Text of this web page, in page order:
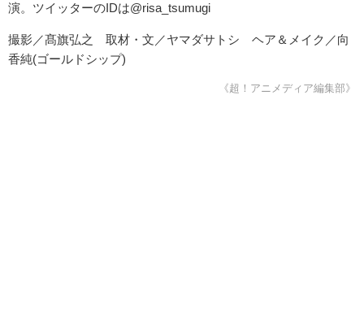
演。ツイッターのIDは@risa_tsumugi
撮影／髙旗弘之 取材・文／ヤマダサトシ ヘア＆メイク／向
香純(ゴールドシップ)
《超！アニメディア編集部》